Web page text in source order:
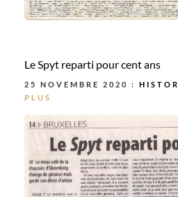
Le Spyt reparti pour cent ans
25 NOVEMBRE 2020 :
PLUS